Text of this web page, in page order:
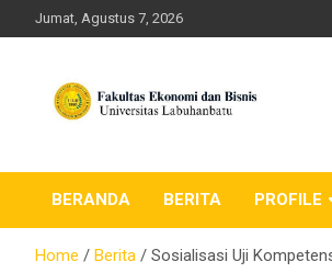
to
Jumat, Agustus 7, 2026
FEB ULB –
Labuhanbatu
BERANDA BERITA PROFILE
Home Berita Sosialisasi Uji